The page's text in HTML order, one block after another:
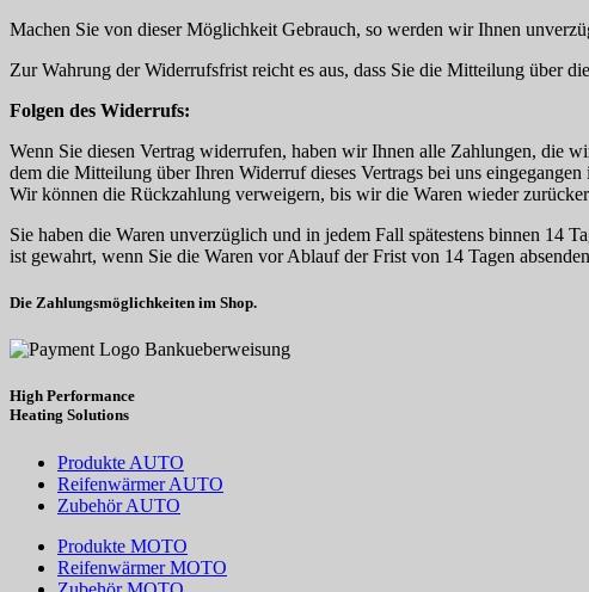
Machen Sie von dieser Möglichkeit Gebrauch, so werden wir Ihnen
Zur Wahrung der Widerrufsfrist reicht es aus, dass Sie die Mitteilung über
Folgen des Widerrufs:
Wenn Sie diesen Vertrag widerrufen, haben wir Ihnen alle Zahlungen, die
dem die Mitteilung über Ihren Widerruf dieses Vertrags bei uns
Wir können die Rückzahlung verweigern, bis wir die Waren wieder
Sie haben die Waren unverzüglich und in jedem Fall spätestens binnen 14
ist gewahrt, wenn Sie die Waren vor Ablauf der Frist von 14 Tagen
Die Zahlungsmöglichkeiten im Shop.
High Performance
Heating Solutions
Produkte AUTO
Reifenwärmer AUTO
Zubehör AUTO
Produkte MOTO
Reifenwärmer MOTO